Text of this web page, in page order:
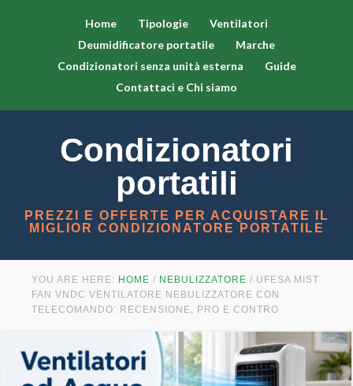
Home Tipologie
Ventilatori
Deumidificatore portatile
Marche
Condizionatori senza unità esterna
Guide
Contattaci e Chi siamo
Condizionatori
portatili
PREZZI E OFFERTE PER ACQUISTARE IL
MIGLIOR CONDIZIONATORE PORTATILE
YOU ARE HERE: HOME / NEBULIZZATORE / UFESA MIST
FAN VNDC VENTILATORE NEBULIZZATORE CON
TELECOMANDO: RECENSIONE, PRO E CONTRO